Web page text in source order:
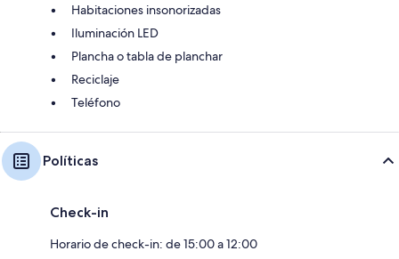
Habitaciones insonorizadas
Iluminación LED
Plancha o tabla de planchar
Reciclaje
Teléfono
Políticas
Check-in
Horario de check-in: de 15:00 a 12:00